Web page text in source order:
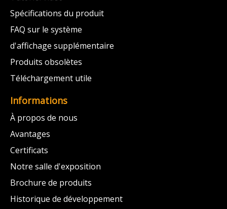
Spécifications du produit
FAQ sur le système
d'affichage supplémentaire
Produits obsolètes
Téléchargement utile
Informations
À propos de nous
Avantages
Certificats
Notre salle d'exposition
Brochure de produits
Historique de développement